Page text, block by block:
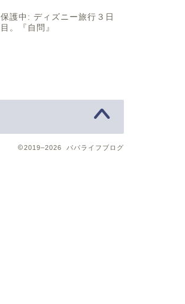
保護中: ディズニー旅行３日
目。『自問』
2019–2026 パパライフブログ